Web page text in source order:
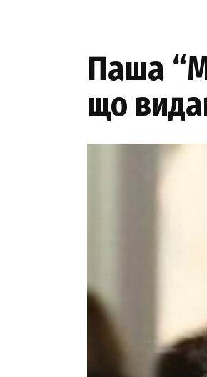
Пaша
що